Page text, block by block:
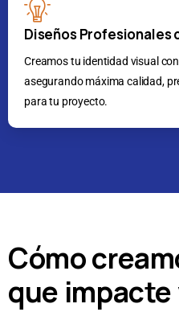
Diseños Profesionales
Creamos tu identidad visual
asegurando máxima calidad,
para tu proyecto.
Cómo
que